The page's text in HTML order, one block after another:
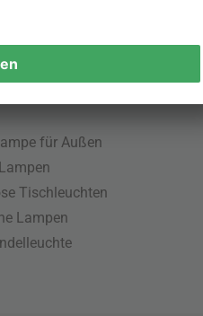
für Außen
Tischleuchten
Lampen